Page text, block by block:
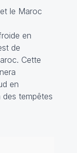
le Maroc
en
de
Cette
en
des tempêtes